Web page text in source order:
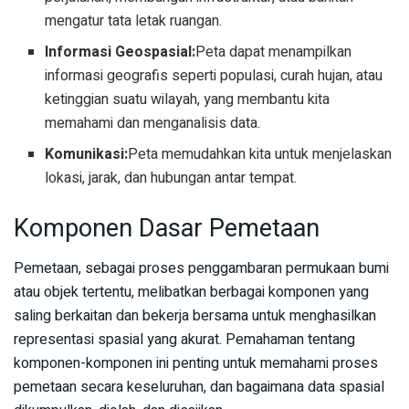
mengatur tata letak ruangan.
Informasi Geospasial:Peta dapat menampilkan
informasi geografis seperti populasi, curah hujan, atau
ketinggian suatu wilayah, yang membantu kita
memahami dan menganalisis data.
Komunikasi:Peta memudahkan kita untuk menjelaskan
lokasi, jarak, dan hubungan antar tempat.
Komponen Dasar Pemetaan
Pemetaan, sebagai proses penggambaran permukaan bumi
atau objek tertentu, melibatkan berbagai komponen yang
saling berkaitan dan bekerja bersama untuk menghasilkan
representasi spasial yang akurat. Pemahaman tentang
komponen-komponen ini penting untuk memahami proses
pemetaan secara keseluruhan, dan bagaimana data spasial